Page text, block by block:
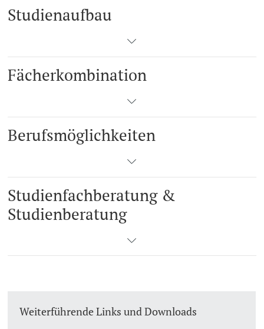
Studienaufbau
Fächerkombination
Berufsmöglichkeiten
Studienfachberatung &
Studienberatung
Weiterführende Links und Downloads